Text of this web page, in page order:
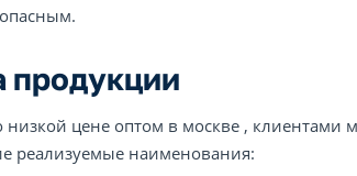
продукции
цене оптом в москве , клиентами
реализуемые наименования: